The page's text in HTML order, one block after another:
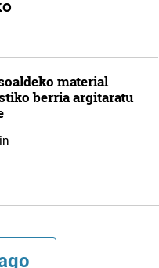
material
berria argitaratu